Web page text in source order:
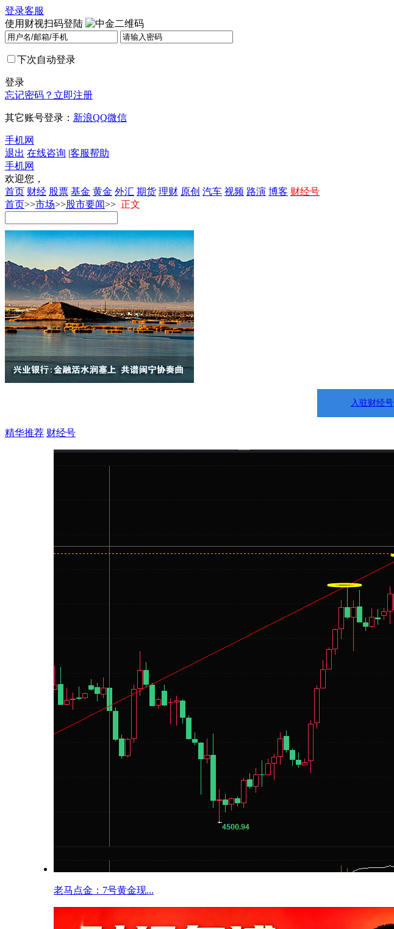
登录客服
使用财视扫码登陆
下次自动登录
登录
忘记密码？ 立即注册
其它账号登录： 新浪QQ微信
手机网
退出 在线咨询 |客服帮助
手机网
欢迎您，
首页 财经 股票 基金 黄金 外汇 期货 理财 原创 汽车 视频 路演 博客 财经号
首页>>市场>>股市要闻>> 正文
入驻财经号
精华推荐 财经号
老马点金：7号黄金现...